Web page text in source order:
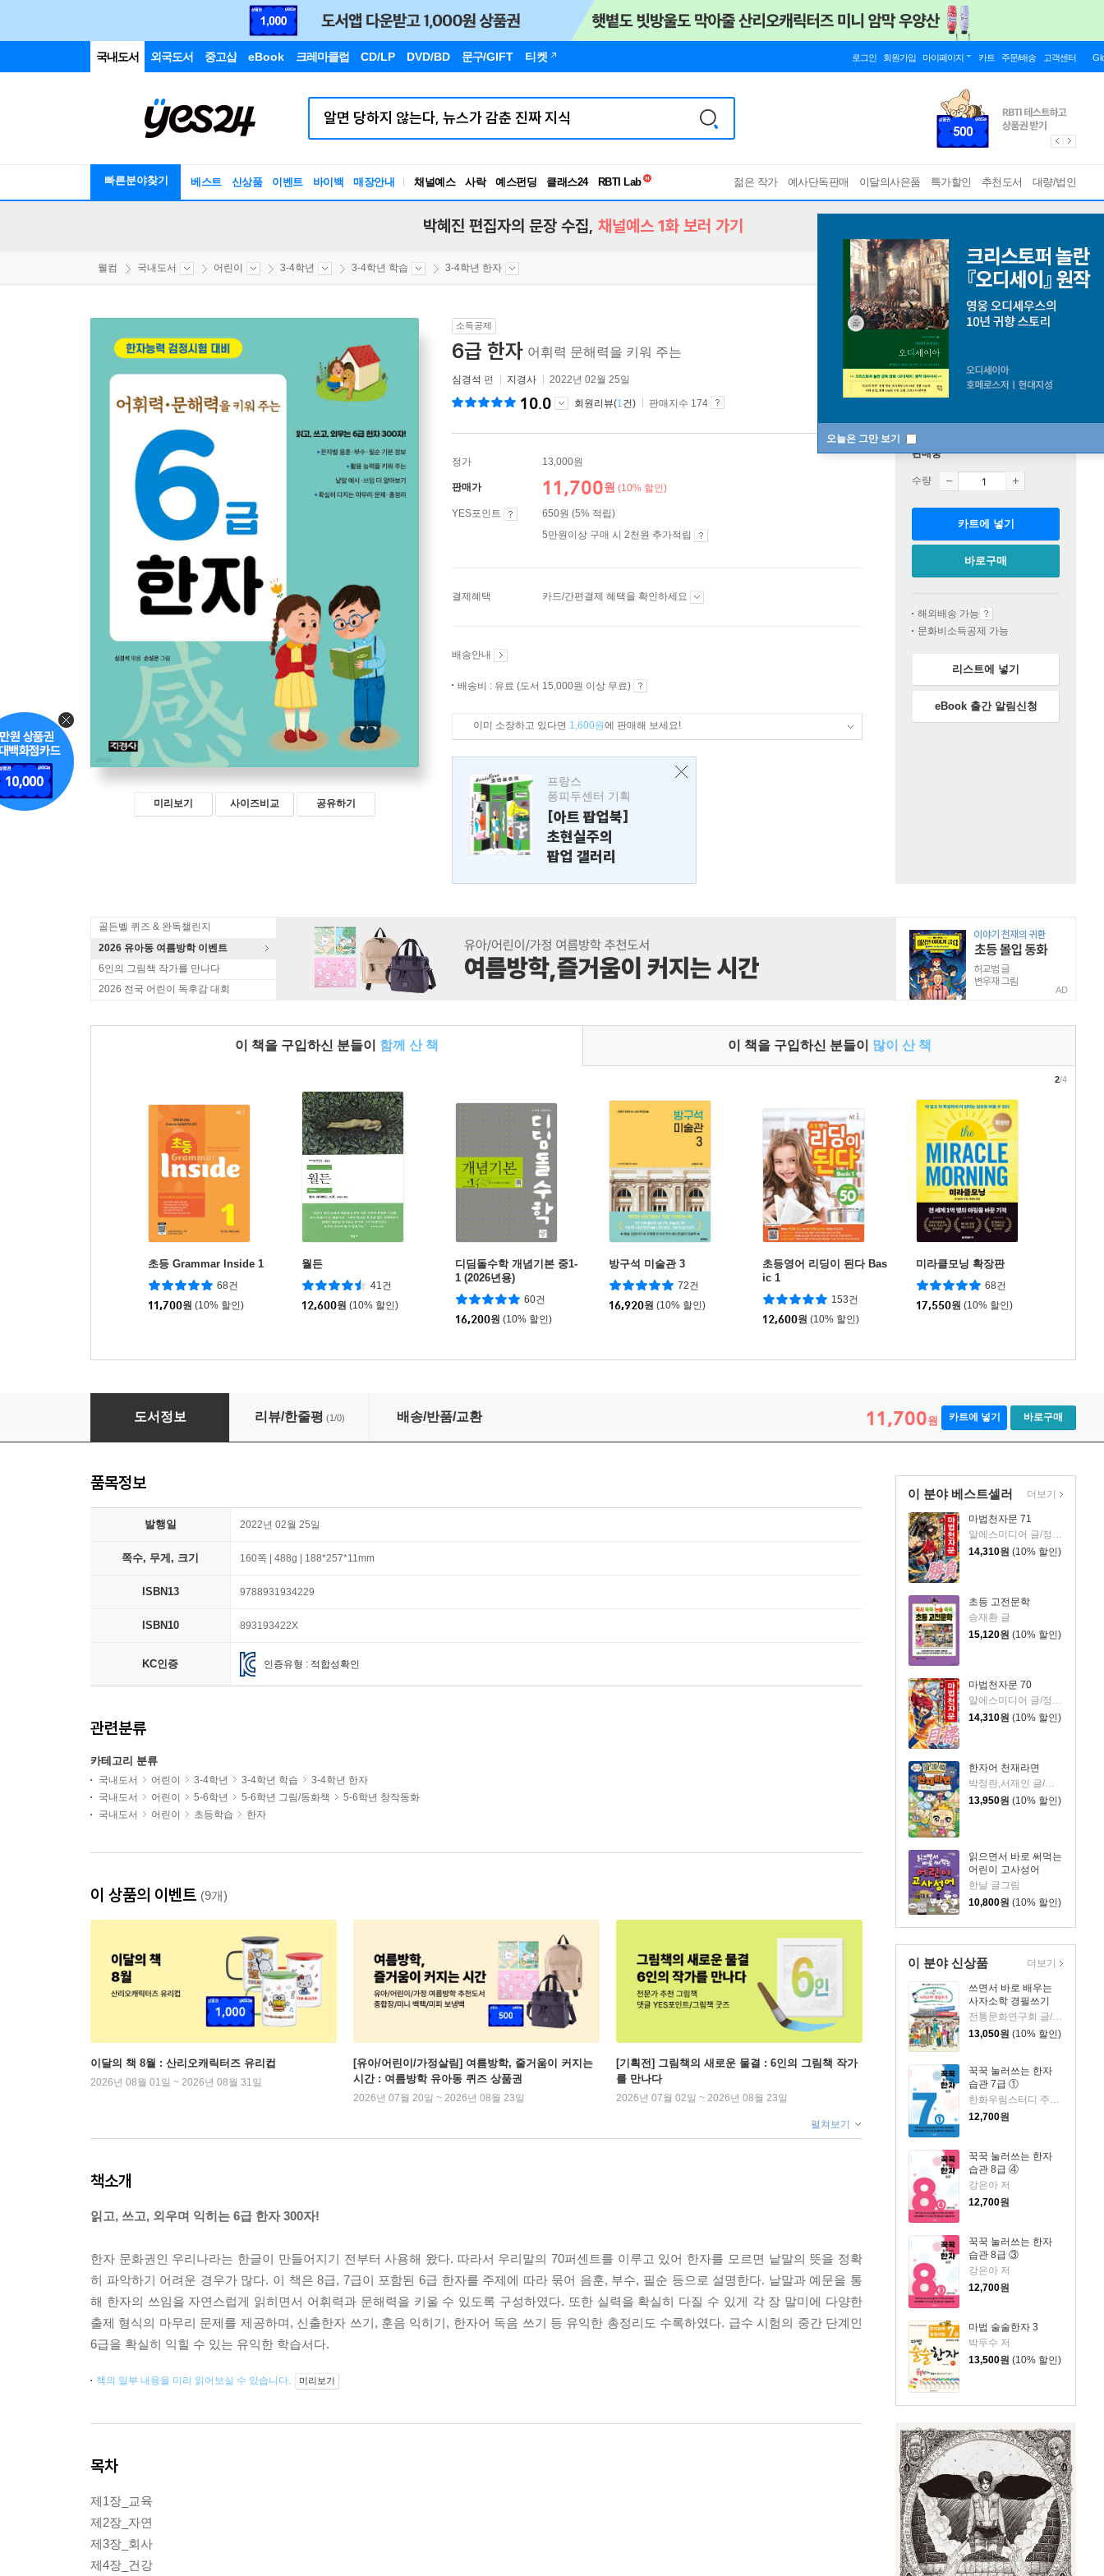
국내도서 외국도서 중고샵 eBook 크레마클럽 CD/LP DVD/BD 문구/GIFT 티켓 로그인 회원가입 마이페이지 카트 주문/배송 고객센터
빠른분야찾기 베스트 신상품 이벤트 바이백 매장안내 채널예스 사락 예스펀딩 클래스24
RBTI Lab
독서유형검사
젊은 작가 예사단독판매 이달의사은품 특가할인 추천도서 대량/법인
오늘은 그만 보기
박혜진 편집자의 문장 수집, 채널예스 1화 보러 가기
웰컴 국내도서 어린이 3-4학년 3-4학년 학습 3-4학년 한자
미리보기 사이즈비교 공유하기
소득공제
6급 한자 어휘력 문해력을 키워 주는
심경석 편 지경사 2022년 02월 25일
10.0 회원리뷰(1건) 판매지수 174
정가 13,000원
판매가 11,700원 (10% 할인)
YES포인트
650원 (5% 적립)
5만원이상 구매 시 2천원 추가적립
결제혜택 카드/간편결제 혜택을 확인하세요
배송안내
배송비 : 유료 (도서 15,000원 이상 무료)
이미 소장하고 있다면 1,600원에 판매해 보세요!
프랑스
퐁피두센터 기획
[아트 팝업북]
초현실주의
팝업 갤러리
판매중
수량
카트에 넣기
바로구매
해외배송 가능
문화비소득공제 가능
리스트에 넣기
eBook 출간 알림신청
골든벨 퀴즈 & 완독챌린지
2026 유아동 여름방학 이벤트
6인의 그림책 작가를 만나다
2026 전국 어린이 독후감 대회
AD
이 책을 구입하신 분들이 함께 산 책 이 책을 구입하신 분들이 많이 산 책
초등 Grammar Inside 1
68건
11,700원 (10% 할인)
월든
41건
12,600원 (10% 할인)
디딤돌수학 개념기본 중1-
1 (2026년용)
60건
16,200원 (10% 할인)
방구석 미술관 3
72건
16,920원 (10% 할인)
초등영어 리딩이 된다 Bas
ic 1
153건
12,600원 (10% 할인)
미라클모닝 확장판
68건
17,550원 (10% 할인)
2/4
6급 한자
도서정보 리뷰/한줄평 (1/0) 배송/반품/교환 11,700원 카트에 넣기 바로구매
이 분야 베스트셀러
마법천자문 71
알에스미디어 글/정수영 그림/강용철 감수
14,310원 (10% 할인)
초등 고전문학
송재환 글
15,120원 (10% 할인)
마법천자문 70
알에스미디어 글/정수영 그림/강용철 감수
14,310원 (10% 할인)
한자어 천재라면
박정란,서재인 글/김기수 그림/서가윤 감수
13,950원 (10% 할인)
읽으면서 바로 써먹는
어린이 고사성어
한날 글그림
10,800원 (10% 할인)
더보기
이 분야 신상품
쓰면서 바로 배우는
사자소학 경필쓰기
13,050원 (10% 할인)
꾹꾹 눌러쓰는 한자
습관 7급 ①
한화우림스터디 주식회사 저
12,700원
꾹꾹 눌러쓰는 한자
습관 8급 ④
강은아 저
12,700원
꾹꾹 눌러쓰는 한자
습관 8급 ③
강은아 저
12,700원
마법 술술한자 3
박두수 저
13,500원 (10% 할인)
더보기
품목정보
발행일 2022년 02월 25일
쪽수, 무게, 크기 160쪽 | 488g | 188*257*11mm
ISBN13 9788931934229
ISBN10 893193422X
KC인증 인증유형 : 적합성확인
관련분류
카테고리 분류
국내도서 어린이 3-4학년 3-4학년 학습
3-4학년 한자
국내도서
어린이 5-6학년 5-6학년 그림/동화책
5-6학년 창작동화
국내도서
어린이 초등학습 한자
이 상품의 이벤트 (9개)
이달의 책 8월 : 산리오캐릭터즈 유리컵
2026년 08월 01일 ~ 2026년 08월 31일
[유아/어린이/가정살림] 여름방학, 줄거움이 커지는
시간 : 여름방학 유아동 퀴즈 상품권
2026년 07월 20일 ~ 2026년 08월 23일
[기획전] 그림책의 새로운 물결 : 6인의 그림책 작가
를 만나다
2026년 07월 02일 ~ 2026년 08월 23일
펼쳐보기
책소개
읽고, 쓰고, 외우며 익히는 6급 한자 300자!
한자 문화권인 우리나라는 한글이 만들어지기 전부터 사용해 왔다. 따라서 우리말의 70퍼센트를 이루고 있어 한자를 모르면 낱말의 뜻을 정확
히 파악하기 어려운 경우가 많다. 이 책은 8급, 7급이 포함된 6급 한자를 주제에 따라 묶어 음훈, 부수, 필순 등으로 설명한다. 낱말과 예문을 통
해 한자의 쓰임을 자연스럽게 읽히면서 어휘력과 문해력을 키울 수 있도록 구성하였다. 또한 실력을 확실히 다질 수 있게 각 장 말미에 다양한
출제 형식의 마무리 문제를 제공하며, 신출한자 쓰기, 훈음 익히기, 한자어 독음 쓰기 등 유익한 총정리도 수록하였다. 급수 시험의 중간 단계인
6급을 확실히 익힐 수 있는 유익한 학습서다.
책의 일부 내용을 미리 읽어보실 수 있습니다. 미리보기
목차
제1장_교육
제2장_자연
제3장_회사
제4장_건강